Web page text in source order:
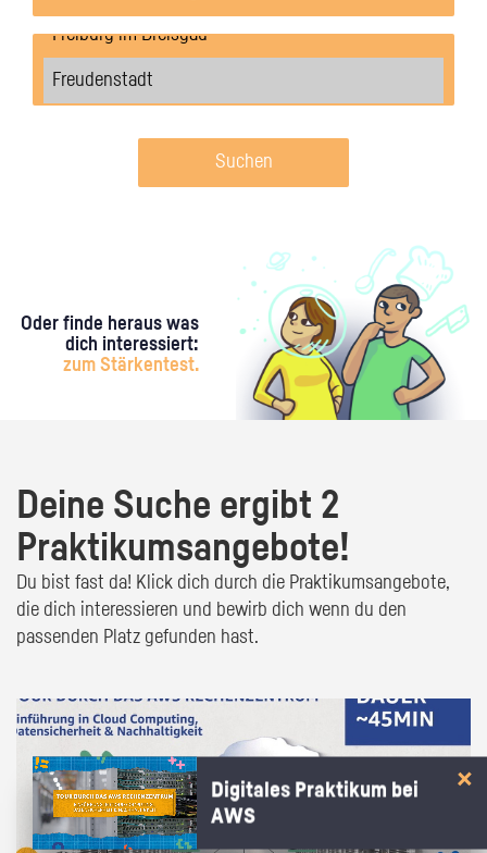
Suchen
Oder finde heraus was
dich interessiert:
zum Stärkentest.
Deine Suche ergibt 2
Praktikumsangebote!
Du bist fast da! Klick dich durch die Praktikumsangebote,
die dich interessieren und bewirb dich wenn du den
passenden Platz gefunden hast.
Digitales Praktikum bei
AWS